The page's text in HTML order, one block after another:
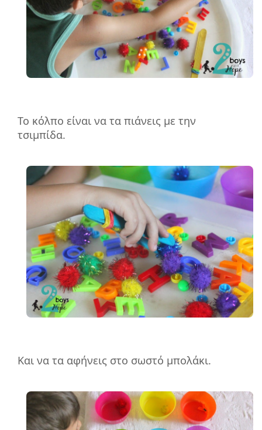
Το κόλπο είναι να τα πιάνεις με την
τσιμπίδα.
Και να τα αφήνεις στο σωστό μπολάκι.